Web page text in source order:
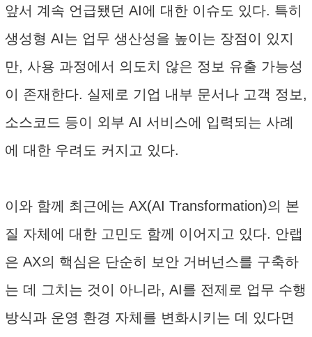
앞서 계속 언급됐던 AI에 대한 이슈도 있다. 특히
생성형 AI는 업무 생산성을 높이는 장점이 있지
만, 사용 과정에서 의도치 않은 정보 유출 가능성
이 존재한다. 실제로 기업 내부 문서나 고객 정보,
소스코드 등이 외부 AI 서비스에 입력되는 사례
에 대한 우려도 커지고 있다.
이와 함께 최근에는 AX(AI Transformation)의 본
질 자체에 대한 고민도 함께 이어지고 있다. 안랩
은 AX의 핵심은 단순히 보안 거버넌스를 구축하
는 데 그치는 것이 아니라, AI를 전제로 업무 수행
방식과 운영 환경 자체를 변화시키는 데 있다면